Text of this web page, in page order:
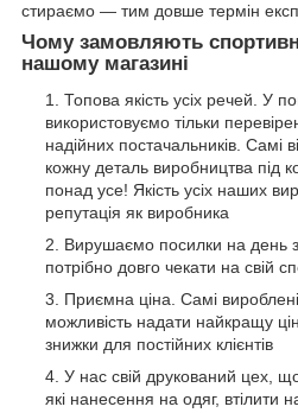
стираємо — тим довше термін
Чому замовляють
нашому магазині
Топова якість усіх речей. У
використовуємо тільки
надійних постачальників. Самі
кожну деталь виробництва під
понад усе! Якість усіх наших
репутація як виробника
Вирушаємо посилки на день
потрібно довго чекати на свій
Приємна ціна. Самі
можливість надати найкращу
знижки для постійних клієнтів
У нас свій друкований цех,
які нанесення на одяг, втілити